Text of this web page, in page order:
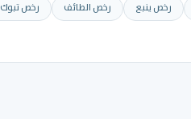
رخص ينبع رخص الطائف رخص تبوك